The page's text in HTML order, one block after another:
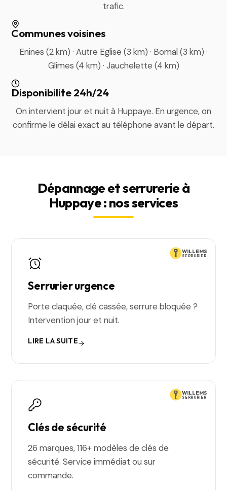
trafic.
Communes voisines
Enines (2 km) · Autre Eglise (3 km) · Bomal (3 km) ·
Glimes (4 km) · Jauchelette (4 km)
Disponibilite 24h/24
On intervient jour et nuit à Huppaye. En urgence, on
confirme le délai exact au téléphone avant le départ.
Dépannage et serrurerie à
Huppaye : nos services
WILLEMS
SERRURIER
Serrurier urgence
Porte claquée, clé cassée, serrure bloquée ?
Intervention jour et nuit.
LIRE LA SUITE
WILLEMS
SERRURIER
Clés de sécurité
26 marques, 116+ modèles de clés de
sécurité. Service immédiat ou sur
commande.